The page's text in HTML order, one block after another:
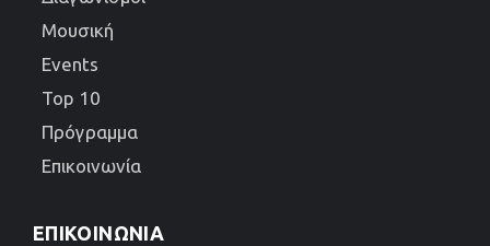
Μουσική
Events
Top 10
Πρόγραμμα
Επικοινωνία
ΕΠΙΚΟΙΝΩΝΊΑ